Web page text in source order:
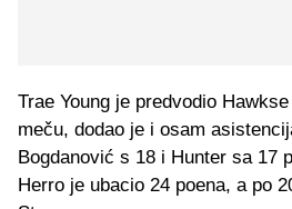
Trae Young je predvodio
meču, dodao je i osam
Bogdanović s 18 i Hunter sa 17
Herro je ubacio 24 poena, a po